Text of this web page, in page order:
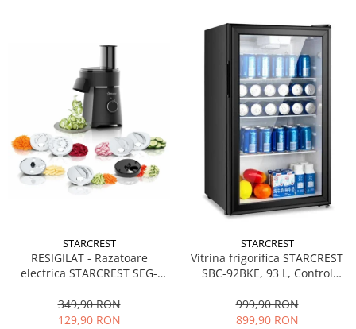
STARCREST
RESIGILAT - Razatoare
electrica STARCREST SEG-
taiere, Negru
349,90 RON
129,90 RON
STARCREST
Vitrina frigorifica STARCREST
SBC-92BKE, 93 L, Control
83.2 cm, Negru
999,90 RON
899,90 RON